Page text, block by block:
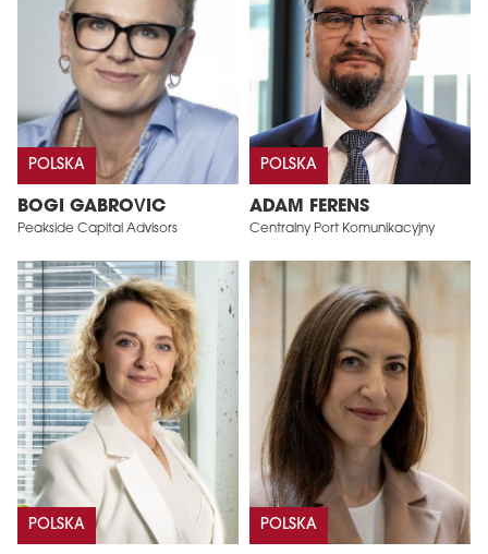
POLSKA
BOGI GABROVIC
Peakside Capital Advisors
POLSKA
ADAM FERENS
Centralny Port Komunikacyjny
POLSKA POLSKA